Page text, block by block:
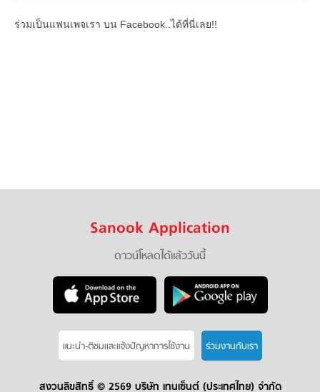
ร่วมเป็นแฟนเพจเรา บน Facebook..ได้ที่นี่เลย!!
Sanook Application
ดาวน์โหลดได้แล้ววันนี้
แนะนำ-ติชมเเละแจ้งปัญหาการใช้งาน ร่วมงานกับเรา
สงวนลิขสิทธิ์ © 2569 บริษัท เทนเซ็นต์ (ประเทศไทย) จำกัด